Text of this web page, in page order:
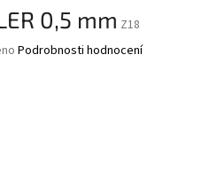
0,5 mm Z18
Podrobnosti hodnocení